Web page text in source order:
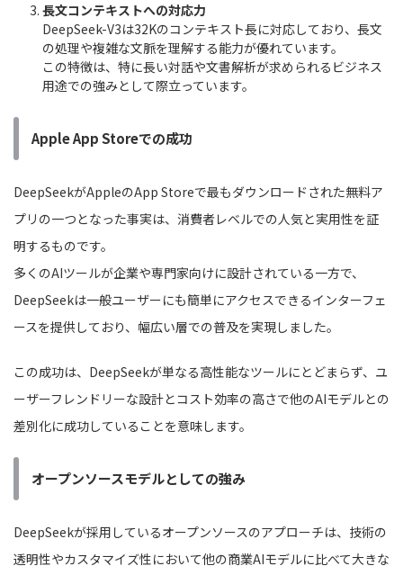
長文コンテキストへの対応力
DeepSeek-V3は32Kのコンテキスト長に対応しており、長文
の処理や複雑な文脈を理解する能力が優れています。
この特徴は、特に長い対話や文書解析が求められるビジネス
用途での強みとして際立っています。
Apple App Storeでの成功
DeepSeekがAppleのApp Storeで最もダウンロードされた無料ア
プリの一つとなった事実は、消費者レベルでの人気と実用性を証
明するものです。
多くのAIツールが企業や専門家向けに設計されている一方で、
DeepSeekは一般ユーザーにも簡単にアクセスできるインターフェ
ースを提供しており、幅広い層での普及を実現しました。
この成功は、DeepSeekが単なる高性能なツールにとどまらず、ユ
ーザーフレンドリーな設計とコスト効率の高さで他のAIモデルとの
差別化に成功していることを意味します。
オープンソースモデルとしての強み
DeepSeekが採用しているオープンソースのアプローチは、技術の
透明性やカスタマイズ性において他の商業AIモデルに比べて大きな